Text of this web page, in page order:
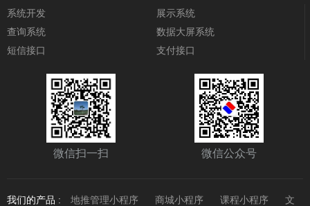
系统开发
展示系统
查询系统
数据大屏系统
短信接口
支付接口
微信扫一扫 微信公众号
我们的产品 : 地推管理小程序 商城小程序 课程小程序
文